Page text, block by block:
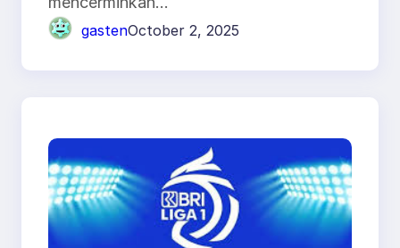
gastenOctober 2, 2025